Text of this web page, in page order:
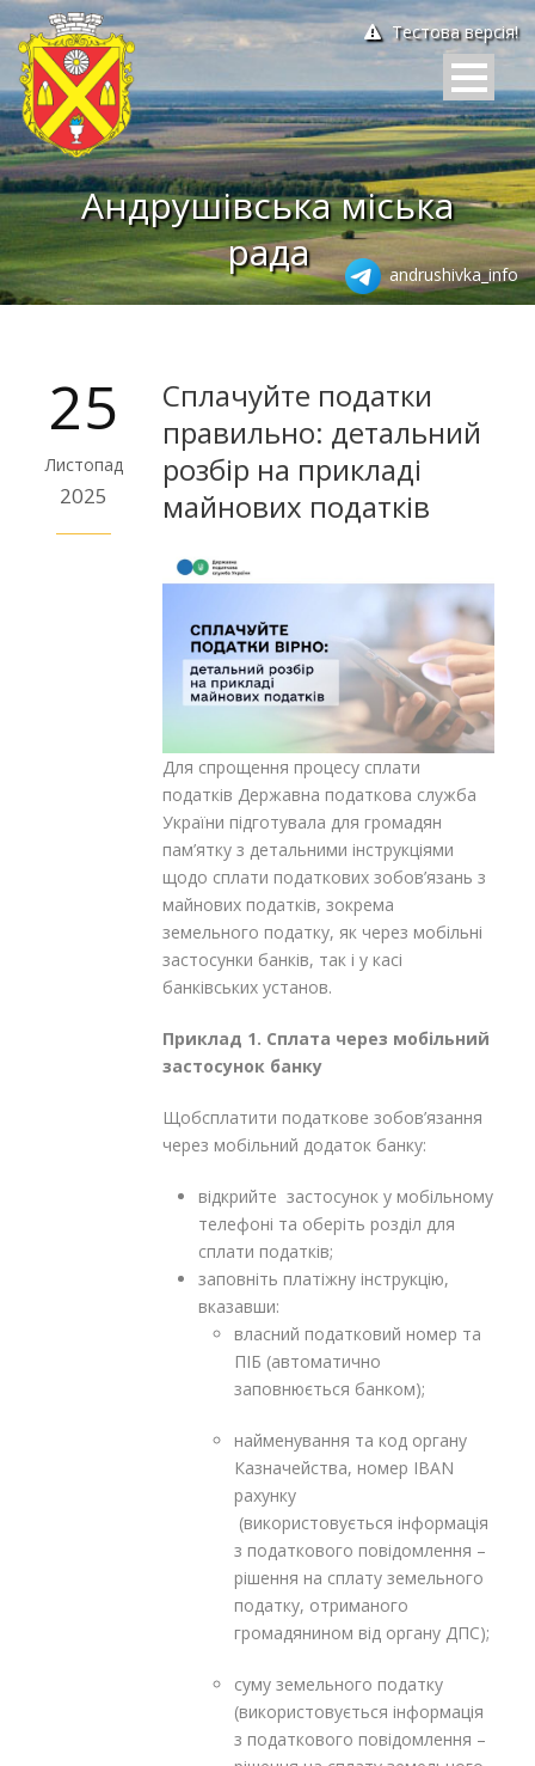
Тестова версія!
Андрушівська міська
рада
andrushivka_info
25
Листопад
2025
Сплачуйте податки
правильно: детальний
розбір на прикладі
майнових податків
Для спрощення процесу сплати
податків Державна податкова служба
України підготувала для громадян
пам’ятку з детальними інструкціями
щодо сплати податкових зобов’язань з
майнових податків, зокрема
земельного податку, як через мобільні
застосунки банків, так і у касі
банківських установ.
Приклад 1. Сплата через мобільний
застосунок банку
Щобсплатити податкове зобов’язання
через мобільний додаток банку:
відкрийте застосунок у мобільному
телефоні та оберіть розділ для
сплати податків;
заповніть платіжну інструкцію,
вказавши:
власний податковий номер та
ПІБ (автоматично
заповнюється банком);
найменування та код органу
Казначейства, номер ІВАN
рахунку
(використовується інформація
з податкового повідомлення –
рішення на сплату земельного
податку, отриманого
громадянином від органу ДПС);
суму земельного податку
(використовується інформація
з податкового повідомлення –